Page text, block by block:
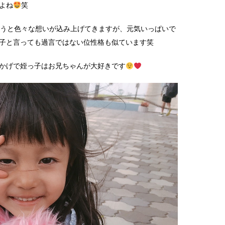
ね 笑
と色々な想いが込み上げてきますが、元気いっぱいで
と言っても過言ではない位性格も似ています笑
げで姪っ子はお兄ちゃんが大好きです